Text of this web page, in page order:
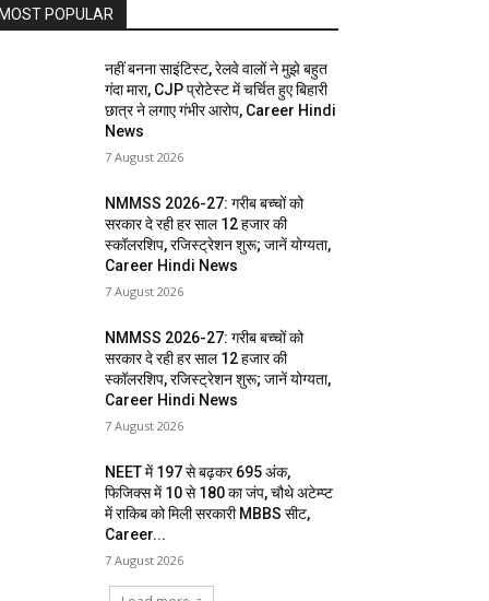
MOST POPULAR
नहीं बनना साइंटिस्ट, रेलवे वालों ने मुझे बहुत
गंदा मारा, CJP प्रोटेस्ट में चर्चित हुए बिहारी
छात्र ने लगाए गंभीर आरोप, Career Hindi
News
7 August 2026
NMMSS 2026-27: गरीब बच्चों को
सरकार दे रही हर साल 12 हजार की
स्कॉलरशिप, रजिस्ट्रेशन शुरू; जानें योग्यता,
Career Hindi News
7 August 2026
NMMSS 2026-27: गरीब बच्चों को
सरकार दे रही हर साल 12 हजार की
स्कॉलरशिप, रजिस्ट्रेशन शुरू; जानें योग्यता,
Career Hindi News
7 August 2026
NEET में 197 से बढ़कर 695 अंक,
फिजिक्स में 10 से 180 का जंप, चौथे अटेम्प्ट
में राकिब को मिली सरकारी MBBS सीट,
Career...
7 August 2026